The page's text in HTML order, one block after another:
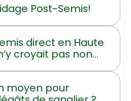
Post-Semis!
direct en Haute
croyait pas non
moyen pour